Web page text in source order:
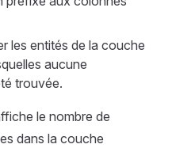
les entités de la couche
aucune
trouvée.
le nombre de
dans la couche